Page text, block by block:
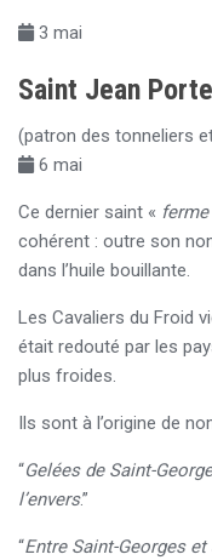
3 mai
Saint Jean
(patron des tonneliers
6 mai
Ce dernier saint «
cohérent : outre son
dans l’huile bouillante.
Les Cavaliers du Froid
était redouté par les
plus froides.
Ils sont à l’origine de
“Gelées de Saint-
l’envers.”
“Entre Saint-Georges